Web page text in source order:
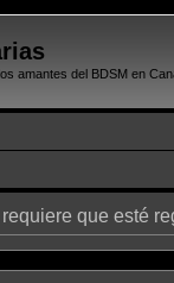
amantes del BDSM en
que esté